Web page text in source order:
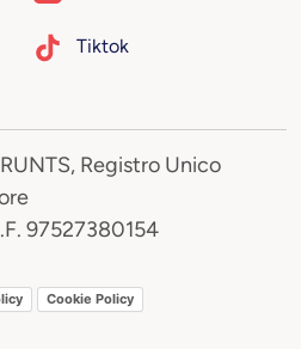
Tiktok
Registro Unico
97527380154
Cookie Policy